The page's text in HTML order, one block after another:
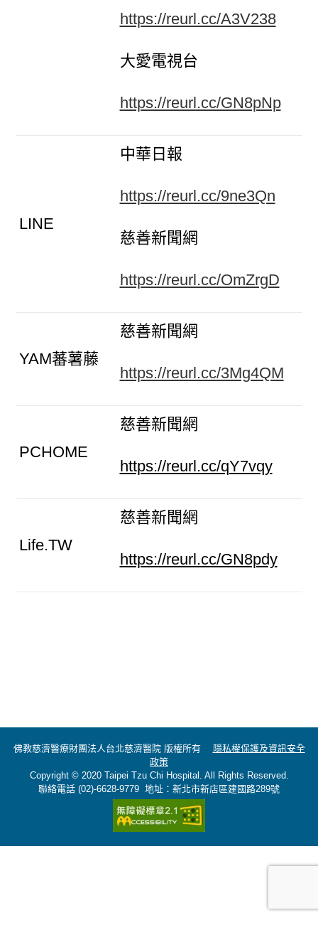
https://reurl.cc/A3V238
大愛電視台
https://reurl.cc/GN8pNp
LINE
中華日報
https://reurl.cc/9ne3Qn
慈善新聞網
https://reurl.cc/OmZrgD
YAM蕃薯藤
慈善新聞網
https://reurl.cc/3Mg4QM
PCHOME
慈善新聞網
https://reurl.cc/qY7vqy
Life.TW
慈善新聞網
https://reurl.cc/GN8pdy
佛教慈濟醫療財團法人台北慈濟醫院 版權所有 隱私權保護及資訊安全
政策
Copyright © 2020 Taipei Tzu Chi Hospital. All Rights Reserved.
聯絡電話 (02)-6628-9779 地址：新北市新店區建國路289號